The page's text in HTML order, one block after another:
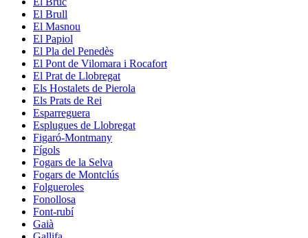
El Brull
El Masnou
El Papiol
El Pla del Penedès
El Pont de Vilomara i Rocafort
El Prat de Llobregat
Els Hostalets de Pierola
Els Prats de Rei
Esparreguera
Esplugues de Llobregat
Figaró-Montmany
Fígols
Fogars de la Selva
Fogars de Montclús
Folgueroles
Fonollosa
Font-rubí
Gaià